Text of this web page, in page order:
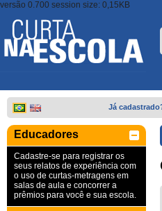
versão 0.700 session size: 0,15KB
Já
Educadores
Cadastre-se para registrar os
seus relatos de experiência com
o uso de curtas-metragens em
salas de aula e concorrer a
prêmios para você e sua escola.